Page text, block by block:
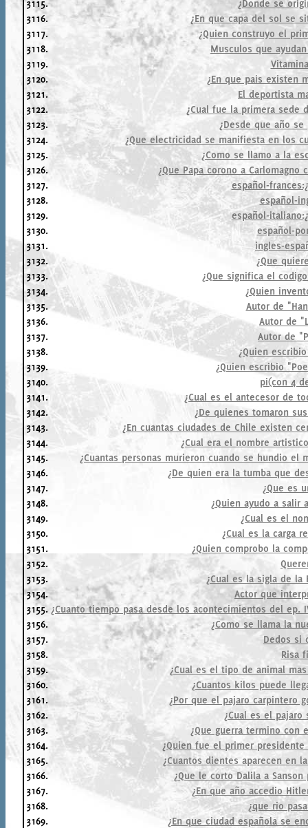
3115.
¿Donde se
3116.
¿En que capa del sol se
3117.
¿Quien construyo el
3118.
Musculos que
3119.
3120.
¿En que pais existen
3121.
El deportista
3122.
¿Cual fue la primera sede
3123.
¿Desde que año
3124.
¿Que electricidad se manifiesta en los
3125.
¿Como se llamo a la
3126.
¿Que Papa corono a
3127.
español-
3128.
español-
3129.
español-
3130.
español-
3131.
ingles-
3132.
¿Que
3133.
¿Que significa el
3134.
¿Quien
3135.
Autor de
3136.
Autor de
3137.
Autor de
3138.
¿Quien
3139.
¿Quien escribio
3140.
pi(con 4
3141.
¿Cual es el antecesor de
3142.
¿De quienes tomaron
3143.
¿En cuantas ciudades de Chile existen
3144.
¿Cual era el nombre
3145.
¿Cuantas personas murieron cuando se hundio
3146.
¿De quien era la tumba que
3147.
¿Que es
3148.
¿Quien ayudo a salir
3149.
¿Cual es el
3150.
¿Cual es la carga
3151.
¿Quien comprobo la
3152.
3153.
¿Cual es la sigla de la
3154.
Actor que
3155. ¿Cuanto tiempo pasa desde los acontecimientos del
3156.
¿Como se llama la
3157.
Dedos si
3158.
Risa
3159.
¿Cual es el tipo de animal
3160.
¿Cuantos kilos puede
3161.
¿Por que el pajaro carpintero
3162.
¿Cual es el pajaro
3163.
¿Que guerra termino con
3164.
¿Quien fue el primer presidente
3165.
¿Cuantos dientes aparecen en
3166.
¿Que le corto Dalila a
3167.
¿En que año accedio
3168.
¿que rio
3169.
¿En que ciudad española se